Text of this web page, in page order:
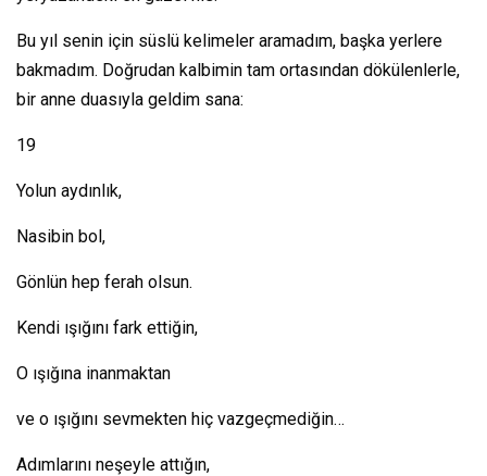
Bu yıl senin için süslü kelimeler aramadım, başka yerlere
bakmadım. Doğrudan kalbimin tam ortasından dökülenlerle,
bir anne duasıyla geldim sana:
19
Yolun aydınlık,
Nasibin bol,
Gönlün hep ferah olsun.
Kendi ışığını fark ettiğin,
O ışığına inanmaktan
ve o ışığını sevmekten hiç vazgeçmediğin…
Adımlarını neşeyle attığın,